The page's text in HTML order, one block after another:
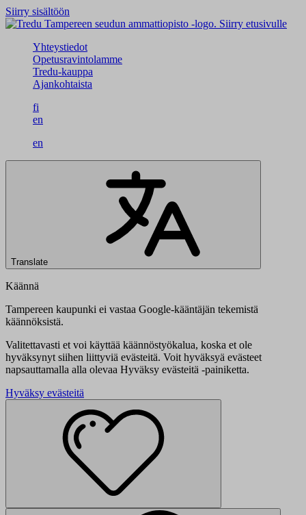
Siirry sisältöön
Siirry etusivulle
Yhteystiedot
Opetusravintolamme
Tredu-kauppa
Ajankohtaista
fi
en
en
Translate
Käännä
Tampereen kaupunki ei vastaa Google-kääntäjän tekemistä
käännöksistä.
Valitettavasti et voi käyttää käännöstyökalua, koska et ole
hyväksynyt siihen liittyviä evästeitä. Voit hyväksyä evästeet
napsauttamalla alla olevaa Hyväksy evästeitä -painiketta.
Hyväksy evästeitä